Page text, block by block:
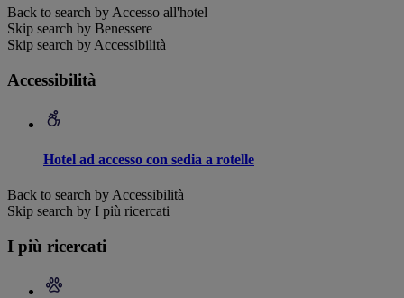
Back to search by Accesso all'hotel
Skip search by Benessere
Skip search by Accessibilità
Accessibilità
Hotel ad accesso con sedia a rotelle
Back to search by Accessibilità
Skip search by I più ricercati
I più ricercati